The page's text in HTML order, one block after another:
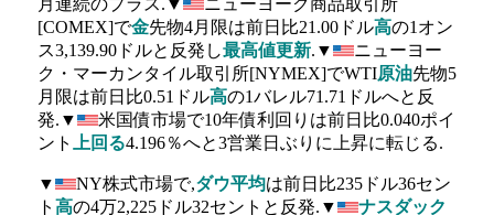
月連続のプラス.▼
ニューヨーク商品取引所
[COMEX]で金先物4月限は前日比21.00ドル高の1オン
ス3,139.90ドルと反発し最高値更新.▼
ニューヨー
ク・マーカンタイル取引所[NYMEX]でWTI原油先物5
月限は前日比0.51ドル高の1バレル71.71ドルへと反
発.▼
米国債市場で10年債利回りは前日比0.040ポイ
ント
上回る4.196％へと3営業日ぶりに上昇に転じる.
▼ NY株式市場で,ダウ平均は前日比235ドル36セン
ト 高の4万2,225ドル32セントと反発.▼
ナスダック